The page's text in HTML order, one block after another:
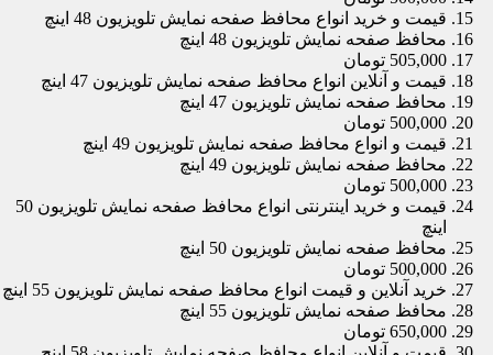
قیمت و خرید انواع محافظ صفحه نمایش تلویزیون 48 اینچ
محافظ صفحه نمایش تلویزیون 48 اینچ
505,000 تومان
قیمت و آنلاین انواع محافظ صفحه نمایش تلویزیون 47 اینچ
محافظ صفحه نمایش تلویزیون 47 اینچ
500,000 تومان
قیمت و انواع محافظ صفحه نمایش تلویزیون 49 اینچ
محافظ صفحه نمایش تلویزیون 49 اینچ
500,000 تومان
قیمت و خرید اینترنتی انواع محافظ صفحه نمایش تلویزیون 50
اینچ
محافظ صفحه نمایش تلویزیون 50 اینچ
500,000 تومان
خرید آنلاین و قیمت انواع محافظ صفحه نمایش تلویزیون 55 اینچ
محافظ صفحه نمایش تلویزیون 55 اینچ
650,000 تومان